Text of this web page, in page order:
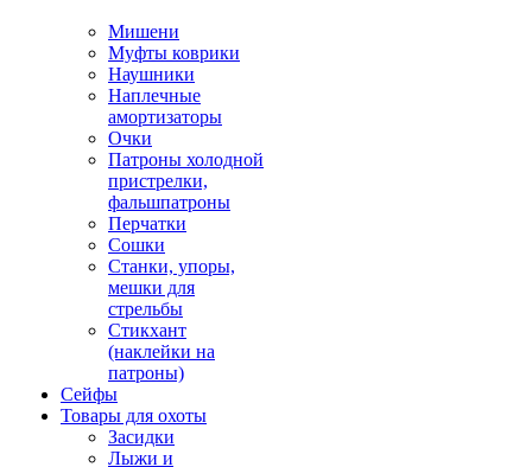
Мишени
Муфты коврики
Наушники
Наплечные
амортизаторы
Очки
Патроны холодной
пристрелки,
фальшпатроны
Перчатки
Сошки
Станки, упоры,
мешки для
стрельбы
Стикхант
(наклейки на
патроны)
Сейфы
Товары для охоты
Засидки
Лыжи и